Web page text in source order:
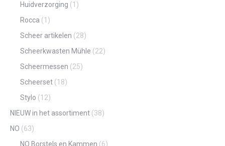
Huidverzorging (1)
Rocca (1)
Scheer artikelen (28)
Scheerkwasten Mühle (22)
Scheermessen (25)
Scheerset (18)
Stylo (12)
NIEUW in het assortiment (38)
NO (63)
NO Borstels en Kammen (6)